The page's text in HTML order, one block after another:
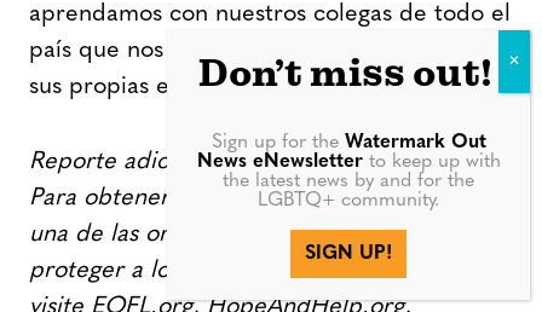
aprendamos con nuestros colegas de todo el
país que nos miran a medida que construyen
sus propias estrategias”.
Reporte adicional de Ryan Williams-Jent.
Para obtener más información sobre cada
una de las organizaciones que trabajan para
proteger a los estadounidenses LGBTQ+,
visite EQFL.org, HopeAndHelp.org,
Don’t miss out!
Sign up for the Watermark Out
News eNewsletterto keep up with
the latest news by and for the
LGBTQ+ community.
SIGN UP!